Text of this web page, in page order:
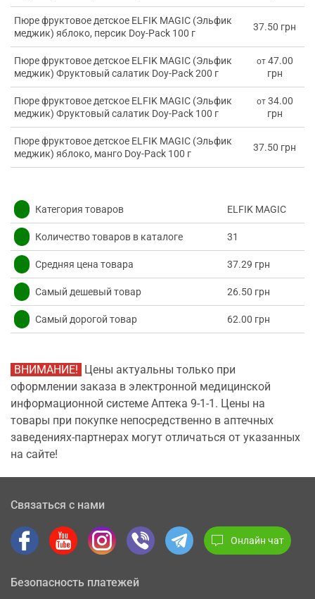
Пюре фруктовое детское ELFIK MAGIC (Эльфик
меджик) яблоко, персик Doy-Pack 100 г
37.50 грн
Пюре фруктовое детское ELFIK MAGIC (Эльфик
меджик) Фруктовый салатик Doy-Pack 200 г
от47.00
грн
Пюре фруктовое детское ELFIK MAGIC (Эльфик
меджик) Фруктовый салатик Doy-Pack 100 г
от34.00
грн
Пюре фруктовое детское ELFIK MAGIC (Эльфик
меджик) яблоко, манго Doy-Pack 100 г
37.50 грн
✅ Категория товаров ELFIK MAGIC
✅ Количество товаров в каталоге 31
✅ Средняя цена товара 37.29 грн
✅ Самый дешевый товар 26.50 грн
✅ Самый дорогой товар 62.00 грн
ВНИМАНИЕ!
Цены актуальны только при
оформлении заказа в электронной медицинской
информационной системе Аптека 9-1-1. Цены на
товары при покупке непосредственно в аптечных
заведениях-партнерах могут отличаться от указанных
на сайте!
Связаться с нами
Онлайн чат
Безопасность платежей